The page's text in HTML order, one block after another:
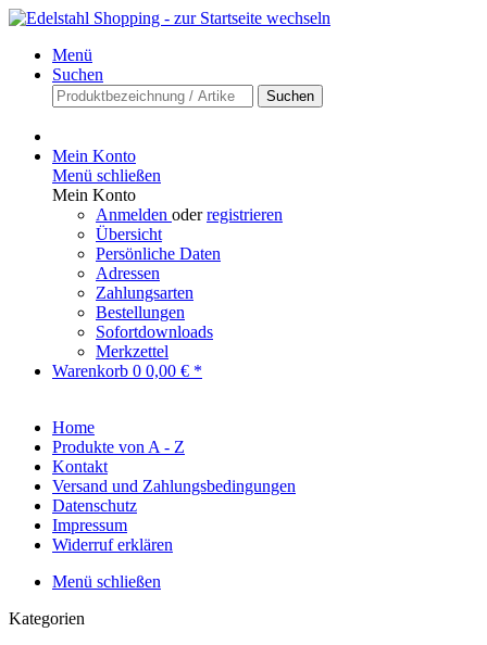
Menü
Suchen
Suchen
Mein Konto
Menü schließen
Mein Konto
Anmelden oderregistrieren
Übersicht
Persönliche Daten
Adressen
Zahlungsarten
Bestellungen
Sofortdownloads
Merkzettel
Warenkorb 0 0,00 € *
Home
Produkte von A - Z
Kontakt
Versand und Zahlungsbedingungen
Datenschutz
Impressum
Widerruf erklären
Menü schließen
Kategorien